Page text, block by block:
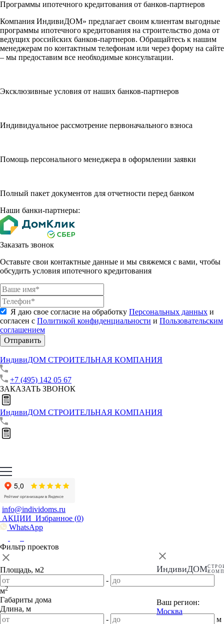
Программы ипотечного кредитования от банков-партнеров
Компания ИндивиДОМ» предлагает своим клиентам выгодные
программы ипотечного кредитования на строительство дома от
ведущих российских банков-партнеров. Обращайтесь к нашим
менеджерам по контактным телефонам или через форму на сайте
– мы предоставим все необходимые консультации.
Эксклюзивные условия от наших банков-партнеров
Индивидуальное рассмотрение первоначального взноса
Помощь персонального менеджера в оформлении заявки
Полный пакет документов для отчетности перед банком
Наши банки-партнеры:
Заказать звонок
Оставьте свои контактные данные и мы свяжемся с вами, чтобы
обсудить условия ипотечного кредитования
Я даю свое согласие на обработку Персональных данных и
согласен с Политикой конфиденциальности и Пользовательским
соглашением
Отправить
ИндивиДОМ СТРОИТЕЛЬНАЯ КОМПАНИЯ
+7 (495) 142 05 67
ЗАКАЗАТЬ ЗВОНОК
ИндивиДОМ СТРОИТЕЛЬНАЯ КОМПАНИЯ
info@individoms.ru
АКЦИИ Избранное (0)
WhatsApp
ИндивиДОМ
Ваш регион:
Москва
Фильтр проектов
Площадь, м2
-
м2
Габариты дома
Длина, м
-
м